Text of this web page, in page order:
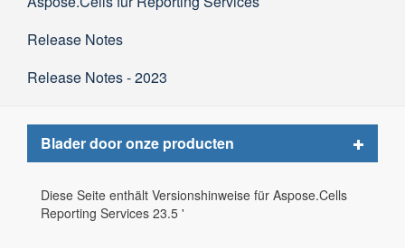
Release Notes
Release Notes - 2023
Blader door onze producten
Toggle
Diese Seite enthält Versionshinweise für Aspose.Cells
Reporting Services 23.5 '